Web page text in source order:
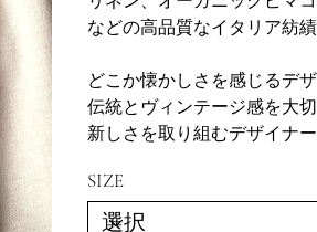
などの高品質なイタリア紡績
どこか懐かしさを感じるデザ
伝統とヴィンテージ感を大切
新しさを取り組むデザイナ
SIZE